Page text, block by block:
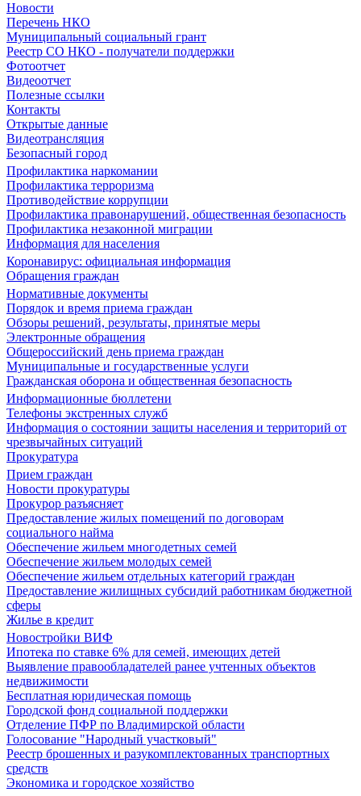
Новости
Перечень НКО
Муниципальный социальный грант
Реестр СО НКО - получатели поддержки
Фотоотчет
Видеоотчет
Полезные ссылки
Контакты
Открытые данные
Видеотрансляция
Безопасный город
Профилактика наркомании
Профилактика терроризма
Противодействие коррупции
Профилактика правонарушений, общественная безопасность
Профилактика незаконной миграции
Информация для населения
Коронавирус: официальная информация
Обращения граждан
Нормативные документы
Порядок и время приема граждан
Обзоры решений, результаты, принятые меры
Электронные обращения
Общероссийский день приема граждан
Муниципальные и государственные услуги
Гражданская оборона и общественная безопасность
Информационные бюллетени
Телефоны экстренных служб
Информация о состоянии защиты населения и территорий от
чрезвычайных ситуаций
Прокуратура
Прием граждан
Новости прокуратуры
Прокурор разъясняет
Предоставление жилых помещений по договорам
социального найма
Обеспечение жильем многодетных семей
Обеспечение жильем молодых семей
Обеспечение жильем отдельных категорий граждан
Предоставление жилищных субсидий работникам бюджетной
сферы
Жилье в кредит
Новостройки ВИФ
Ипотека по ставке 6% для семей, имеющих детей
Выявление правообладателей ранее учтенных объектов
недвижимости
Бесплатная юридическая помощь
Городской фонд социальной поддержки
Отделение ПФР по Владимирской области
Голосование "Народный участковый"
Реестр брошенных и разукомплектованных транспортных
средств
Экономика и городское хозяйство